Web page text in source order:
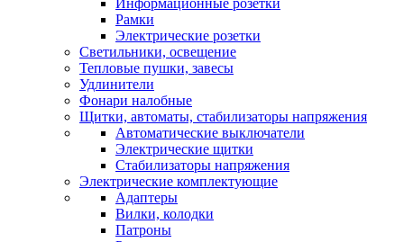
Информационные розетки
Рамки
Электрические розетки
Светильники, освещение
Тепловые пушки, завесы
Удлинители
Фонари налобные
Щитки, автоматы, стабилизаторы напряжения
Автоматические выключатели
Электрические щитки
Стабилизаторы напряжения
Электрические комплектующие
Адаптеры
Вилки, колодки
Патроны